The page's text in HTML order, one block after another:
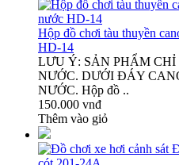
Hộp đồ chơi tàu thuyền
HD-14
LƯU Ý: SẢN PHẨM
NƯỚC. DƯỚI ĐÁY
NƯỚC. Hộp đồ ..
150.000 vnđ
Thêm vào giỏ